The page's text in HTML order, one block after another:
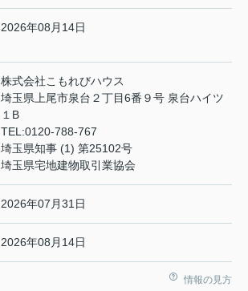
2026年08月14日
株式会社こもれびハウス
埼玉県上尾市泉台２丁目6番９号 泉台ハイツ
１B
TEL:0120-788-767
埼玉県知事 (1) 第25102号
埼玉県宅地建物取引業協会
2026年07月31日
2026年08月14日
情報の見方